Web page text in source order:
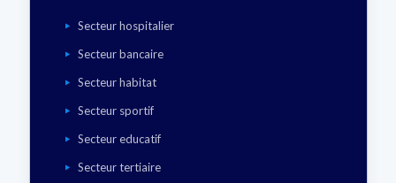
Secteur hospitalier
Secteur bancaire
Secteur habitat
Secteur sportif
Secteur educatif
Secteur tertiaire